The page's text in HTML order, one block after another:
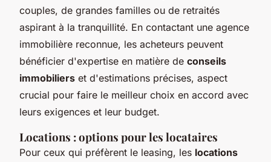
couples, de grandes familles ou de retraités
aspirant à la tranquillité. En contactant une agence
immobilière reconnue, les acheteurs peuvent
bénéficier d'expertise en matière de conseils
immobiliers et d'estimations précises, aspect
crucial pour faire le meilleur choix en accord avec
leurs exigences et leur budget.
Locations : options pour les locataires
Pour ceux qui préfèrent le leasing, les locations